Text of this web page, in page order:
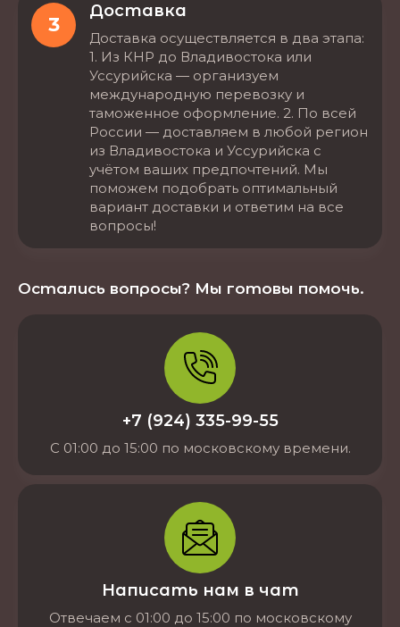
3
Доставка
Доставка осуществляется в два этапа:
1. Из КНР до Владивостока или
Уссурийска — организуем
международную перевозку и
таможенное оформление. 2. По всей
России — доставляем в любой регион
из Владивостока и Уссурийска с
учётом ваших предпочтений. Мы
поможем подобрать оптимальный
вариант доставки и ответим на все
вопросы!
Остались вопросы? Мы готовы помочь.
+7 (924) 335-99-55
С 01:00 до 15:00 по московскому времени.
Написать нам в чат
Отвечаем с 01:00 до 15:00 по московскому